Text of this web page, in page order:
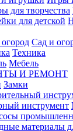
Сад и
Техника
Мебель
И РЕМОНТ
Замки